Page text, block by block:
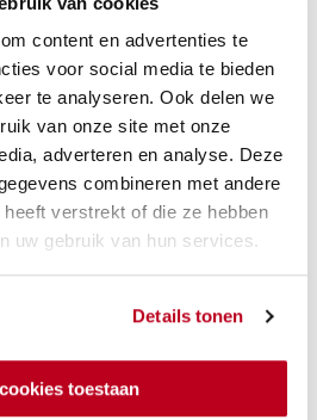
content en advertenties te
voor social media te bieden
te analyseren. Ook delen we
van onze site met onze
adverteren en analyse. Deze
combineren met andere
verstrekt of die ze hebben
uw gebruik van hun services.
Details tonen
toestaan